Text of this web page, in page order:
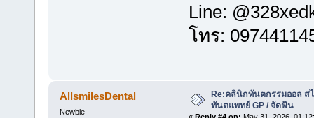
Line:
โทร:
AllsmilesDental
Newbie
Re:คลินิกทันตกรรมออล ส
ทันตแพทย์ GP / จัดฟัน